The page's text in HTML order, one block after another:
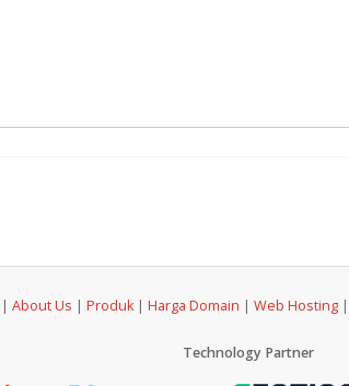
| About Us | Produk| Harga Domain | Web Hosting|
Technology Partner